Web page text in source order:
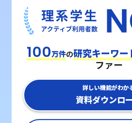
100万件の研究キーワー
ファー
詳しい機能がわか
資料ダウンロ